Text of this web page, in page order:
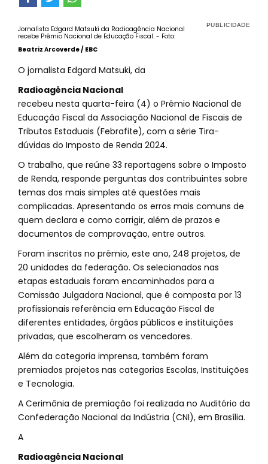
Jornalista Edgard Matsuki da Radioagência Nacional
recebe Prêmio Nacional de Educação Fiscal. - Foto:
Beatriz Arcoverde / EBC
O jornalista Edgard Matsuki, da
Radioagência Nacional
recebeu nesta quarta-feira (4) o Prêmio Nacional de
Educação Fiscal da Associação Nacional de Fiscais de
Tributos Estaduais (Febrafite), com a série Tira-
dúvidas do Imposto de Renda 2024.
O trabalho, que reúne 33 reportagens sobre o Imposto
de Renda, responde perguntas dos contribuintes sobre
temas dos mais simples até questões mais
complicadas. Apresentando os erros mais comuns de
quem declara e como corrigir, além de prazos e
documentos de comprovação, entre outros.
Foram inscritos no prêmio, este ano, 248 projetos, de
20 unidades da federação. Os selecionados nas
etapas estaduais foram encaminhados para a
Comissão Julgadora Nacional, que é composta por 13
profissionais referência em Educação Fiscal de
diferentes entidades, órgãos públicos e instituições
privadas, que escolheram os vencedores.
Além da categoria imprensa, também foram
premiados projetos nas categorias Escolas, Instituições
e Tecnologia.
A Cerimônia de premiação foi realizada no Auditório da
Confederação Nacional da Indústria (CNI), em Brasília.
A
Radioagência Nacional